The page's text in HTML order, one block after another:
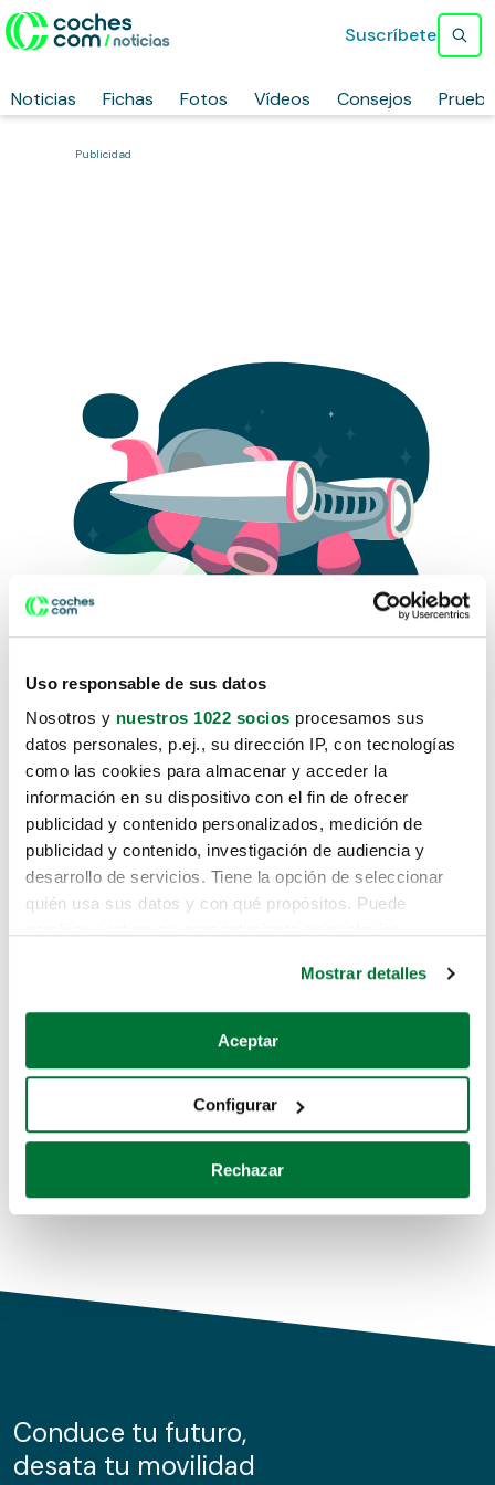
Uso responsable de sus datos
Nosotros y nuestros 1022 socios procesamos sus
datos personales, p.ej., su dirección IP, con tecnologías
como las cookies para almacenar y acceder la
información en su dispositivo con el fin de ofrecer
publicidad y contenido personalizados, medición de
publicidad y contenido, investigación de audiencia y
desarrollo de servicios. Tiene la opción de seleccionar
quién usa sus datos y con qué propósitos. Puede
Si lo permite, también quisiéramos:
Recopilar información sobre su ubicación geográfica
Identificar su dispositivo analizándolo activamente
para buscar características específicas (huellas
Obtenga más información sobre cómo se procesan sus
de cookies.
información sobre el uso que haga del sitio web con
nuestros partners de redes sociales, publicidad y análisis
Mostrar detalles
Aceptar
Configurar
Rechazar
Noticias Fichas Fotos Vídeos Consejos
Suscríbete
Publicidad
Lo sentimos, no sabemos como
te hemos traido hasta aquí.
Pero puedes encontrar el coche que estás
buscando en alguno de estos enlaces:
Coches de segunda mano
Coches de km0
Conduce tu futuro,
desata tu movilidad